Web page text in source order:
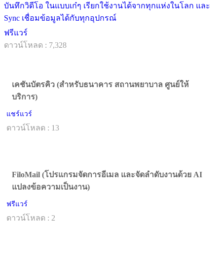
บันทึกวิดีโอ ในแบบเก๋ๆ เรียกใช้งานได้จากทุกแห่งในโลก และ
Sync เชื่อมข้อมูลได้กับทุกอุปกรณ์
ฟรีแวร์
ดาวน์โหลด : 7,328
เคชันบัตรคิว (สำหรับธนาคาร สถานพยาบาล ศูนย์ให้
บริการ)
แชร์แวร์
ดาวน์โหลด : 13
FiloMail (โปรแกรมจัดการอีเมล และจัดลำดับงานด้วย AI
แปลงข้อความเป็นงาน)
ฟรีแวร์
ดาวน์โหลด : 2